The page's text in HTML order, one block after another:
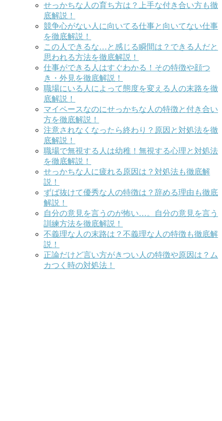
せっかちな人の育ち方は？上手な付き合い方も徹
底解説！
競争心がない人に向いてる仕事と向いてない仕事
を徹底解説！
この人できるな…と感じる瞬間は？できる人だと
思われる方法を徹底解説！
仕事ができる人はすぐわかる！その特徴や顔つ
き・外見を徹底解説！
職場にいる人によって態度を変える人の末路を徹
底解説！
マイペースなのにせっかちな人の特徴と付き合い
方を徹底解説！
注意されなくなったら終わり？原因と対処法を徹
底解説！
職場で無視する人は幼稚！無視する心理と対処法
を徹底解説！
せっかちな人に疲れる原因は？対処法も徹底解
説！
ずば抜けて優秀な人の特徴は？辞める理由も徹底
解説！
自分の意見を言うのが怖い…。自分の意見を言う
訓練方法を徹底解説！
不義理な人の末路は？不義理な人の特徴も徹底解
説！
正論だけど言い方がきつい人の特徴や原因は？ム
カつく時の対処法！